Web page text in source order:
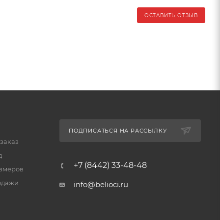
ОСТАВИТЬ ОТЗЫВ
ПОДПИСАТЬСЯ НА РАССЫЛКУ
+7 (8442) 33-48-48
info@belioci.ru